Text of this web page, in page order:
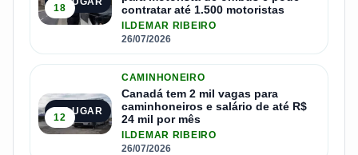
18
contratar até 1.500 motoristas
ILDEMAR RIBEIRO
26/07/2026
3º LUGAR
12
CAMINHONEIRO
Canadá tem 2 mil vagas para
caminhoneiros e salário de até R$
24 mil por mês
ILDEMAR RIBEIRO
26/07/2026